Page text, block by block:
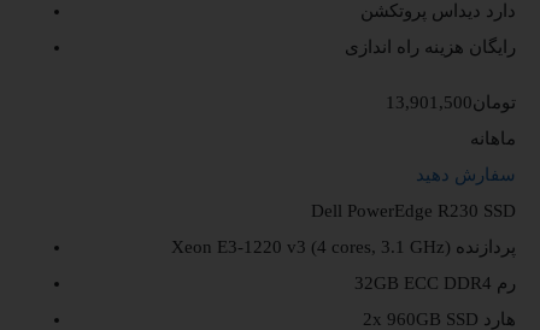
دارد دیداس پروتکشن
رایگان هزینه راه اندازی
13,901,500تومان
ماهانه
سفارش دهید
Dell PowerEdge R230 SSD
Xeon E3-1220 v3 (4 cores, 3.1 GHz) پردازنده
32GB ECC DDR4 رم
2x 960GB SSD هارد